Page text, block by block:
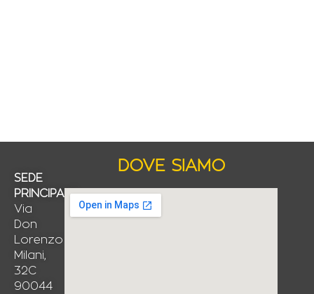
SEDE
PRINCIPALE
Via
Don
Lorenzo
Milani,
32C
90044
DOVE SIAMO